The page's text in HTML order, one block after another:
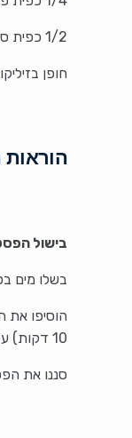
1/2 כפית סוכר (למתיקות נוספת, אם יש צורך)
חופן
הוראות
בישול
בשלו מים
10 דקות) עד שהיא רכה אך עם מרקם "אל דנטה".
סננו את